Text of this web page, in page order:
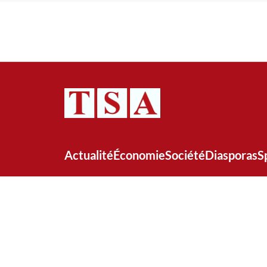
ActualitéÉconomieSociétéDiasporas